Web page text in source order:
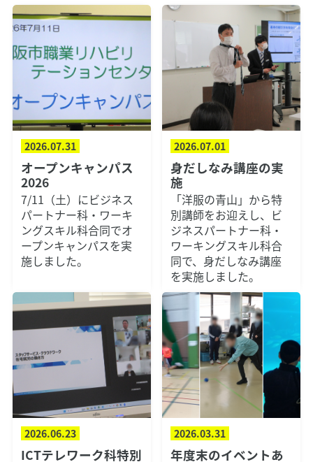
2026.07.31
オープンキャンパス
2026
7/11（土）にビジネス
パートナー科・ワーキ
ングスキル科合同でオ
ープンキャンパスを実
施しました。
2026.07.01
身だしなみ講座の実
施
「洋服の青山」から特
別講師をお迎えし、ビ
ジネスパートナー科・
ワーキングスキル科合
同で、身だしなみ講座
を実施しました。
2026.06.23
ICTテレワーク科特別
2026.03.31
年度末のイベントあ